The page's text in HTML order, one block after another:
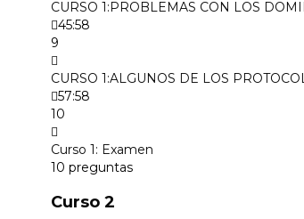
CURSO 1:PROBLEMAS CON LOS
45:58
9
CURSO 1:ALGUNOS DE LOS
57:58
10
Curso 1: Examen
10 preguntas
Curso 2